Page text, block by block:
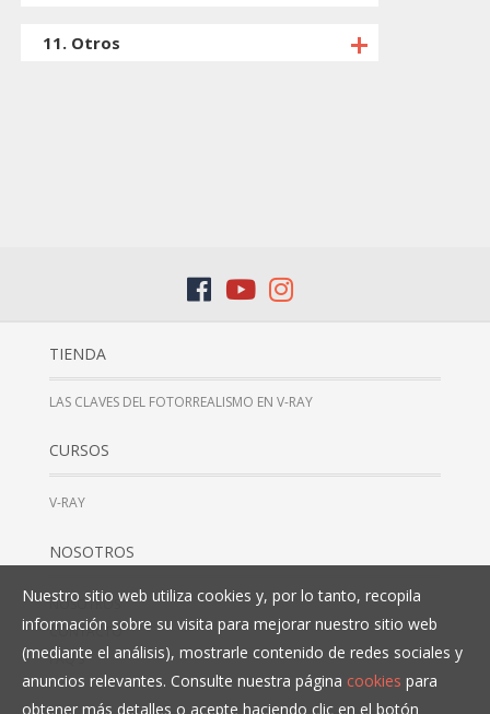
11. Otros
TIENDA
LAS CLAVES DEL FOTORREALISMO EN V-RAY
CURSOS
V-RAY
NOSOTROS
NOSOTROS
CONTACTO
FAQ’S
Nuestro sitio web utiliza cookies y, por lo tanto, recopila
información sobre su visita para mejorar nuestro sitio web
(mediante el análisis), mostrarle contenido de redes sociales y
anuncios relevantes. Consulte nuestra página cookies para
obtener más detalles o acepte haciendo clic en el botón